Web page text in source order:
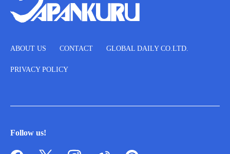
ABOUT US CONTACT GLOBAL DAILY CO.LTD.
PRIVACY POLICY
Follow us!